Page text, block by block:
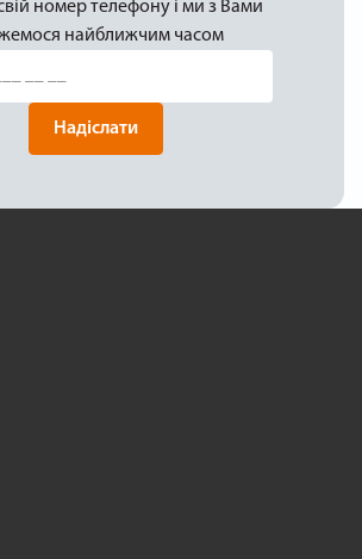
номер телефону і ми з Вами
найближчим часом
Надіслати